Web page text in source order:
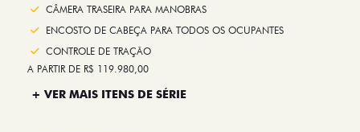
CÂMERA TRASEIRA PARA MANOBRAS
ENCOSTO DE CABEÇA PARA TODOS OS OCUPANTES
CONTROLE DE TRAÇÃO
A PARTIR DE R$ 119.980,00
+ VER MAIS ITENS DE SÉRIE